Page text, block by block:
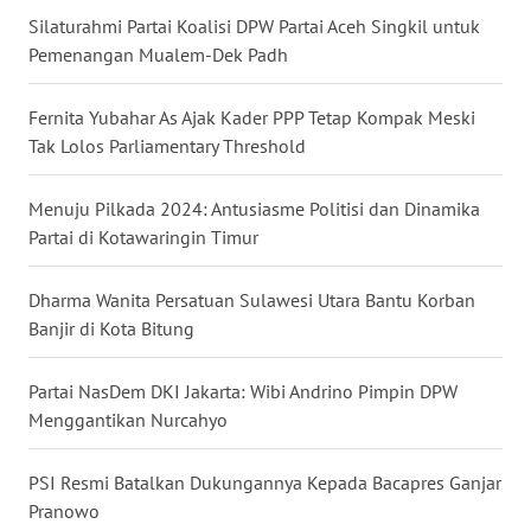
Silaturahmi Partai Koalisi DPW Partai Aceh Singkil untuk
Pemenangan Mualem-Dek Padh
Fernita Yubahar As Ajak Kader PPP Tetap Kompak Meski
Tak Lolos Parliamentary Threshold
Menuju Pilkada 2024: Antusiasme Politisi dan Dinamika
Partai di Kotawaringin Timur
Dharma Wanita Persatuan Sulawesi Utara Bantu Korban
Banjir di Kota Bitung
Partai NasDem DKI Jakarta: Wibi Andrino Pimpin DPW
Menggantikan Nurcahyo
PSI Resmi Batalkan Dukungannya Kepada Bacapres Ganjar
Pranowo
WN
KALTARA
WN
KALSEL
WN
KALTIM
SULSEL
GORONTALO
SULUT